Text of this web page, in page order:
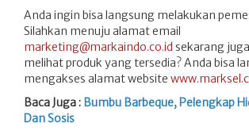
Anda ingin bisa langsung melakukan
Silahkan menuju alamat email
marketing@markaindo.co.id sekarang
melihat produk yang tersedia? Anda bisa
mengakses alamat website
Baca Juga : Bumbu Barbeque, Pelengkap
Dan Sosis